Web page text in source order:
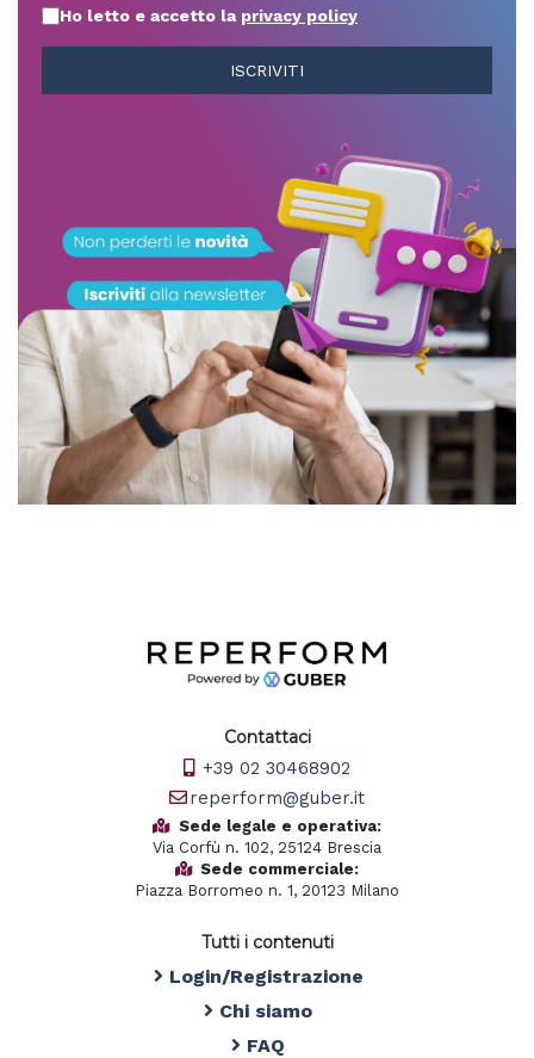
Ho letto e accetto la privacy policy
Contattaci
+39 02 30468902
reperform@guber.it
Sede legale e operativa:
Via Corfù n. 102, 25124 Brescia
Sede commerciale:
Piazza Borromeo n. 1, 20123 Milano
Tutti i contenuti
Login/Registrazione
Chi siamo
FAQ